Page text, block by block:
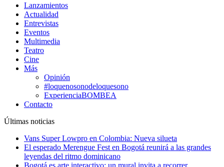
Lanzamientos
Actualidad
Entrevistas
Eventos
Multimedia
Teatro
Cine
Más
Opinión
#loquenosonodeloquesono
ExperienciaBOMBEA
Contacto
Últimas noticias
Vans Super Lowpro en Colombia: Nueva silueta
El esperado Merengue Fest en Bogotá reunirá a las grandes
leyendas del ritmo dominicano
Bogotá es arte interactivo: un mural invita a recorrer